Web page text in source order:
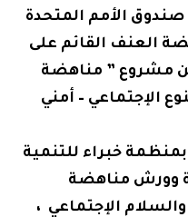
الأمم المتحدة
العنف القائم على
مشروع ” مناهضة
الإجتماعي – أمني
خبراء للتنمية
وورش مناهضة
الإجتماعي ،